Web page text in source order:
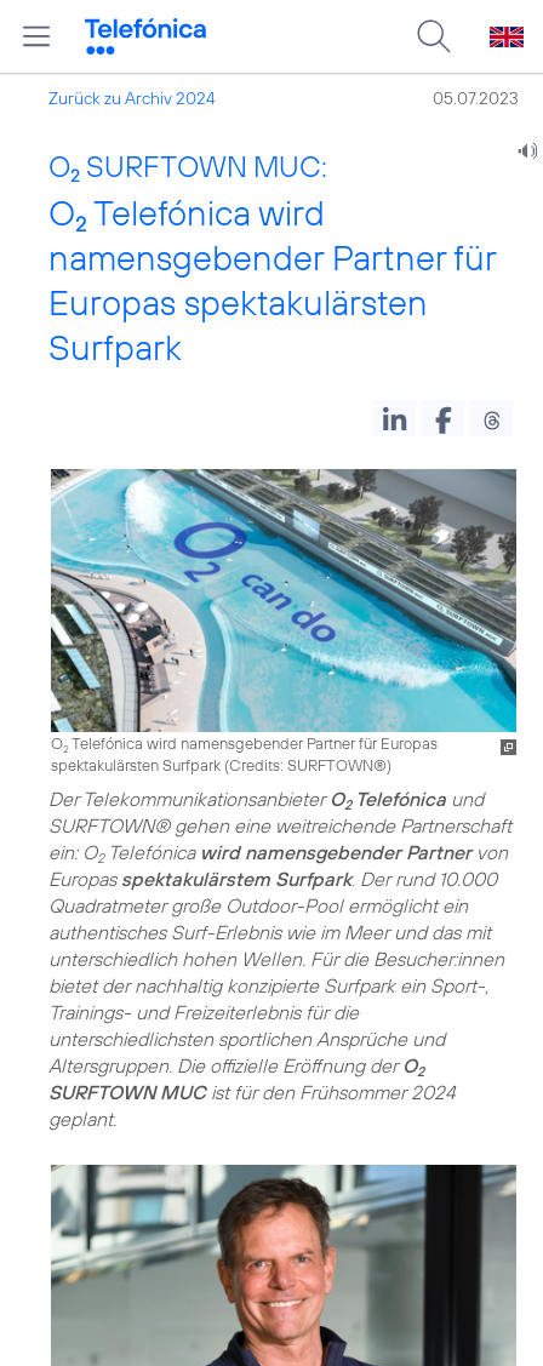
Zurück zu Archiv 2024 05.07.2023
O2 SURFTOWN MUC:
O2 Telefónica wird
namensgebender Partner für
Europas spektakulärsten
Surfpark
O2Telefónica wird namensgebender Partner für Europas
spektakulärsten Surfpark (Credits: SURFTOWN®)
Der Telekommunikationsanbieter O2Telefónica und
SURFTOWN® gehen eine weitreichende Partnerschaft
ein: O2Telefónica wird namensgebender Partnervon
Europas spektakulärstem Surfpark. Der rund 10.000
Quadratmeter große Outdoor-Pool ermöglicht ein
authentisches Surf-Erlebnis wie im Meer und das mit
unterschiedlich hohen Wellen. Für die Besucher:innen
bietet der nachhaltig konzipierte Surfpark ein Sport-,
Trainings- und Freizeiterlebnis für die
unterschiedlichsten sportlichen Ansprüche und
Altersgruppen. Die offizielle Eröffnung der O2
SURFTOWN MUCist für den Frühsommer 2024
geplant.